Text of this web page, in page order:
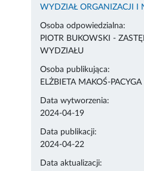
WYDZIAŁ ORGANIZACJI I
Osoba odpowiedzialna:
PIOTR BUKOWSKI -
WYDZIAŁU
Osoba publikująca:
ELŻBIETA MAKOŚ-
Data wytworzenia:
2024-04-19
Data publikacji:
2024-04-22
Data aktualizacji: